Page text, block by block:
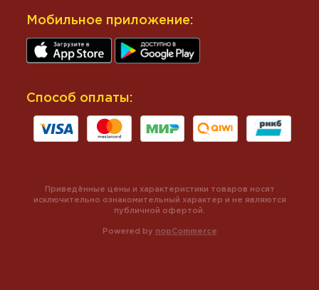
Мобильное приложение:
Способ оплаты:
Powered by nopCommerce
Приведённые цены и характеристики товаров носят
исключительно ознакомительный характер и не являются
публичной офертой.